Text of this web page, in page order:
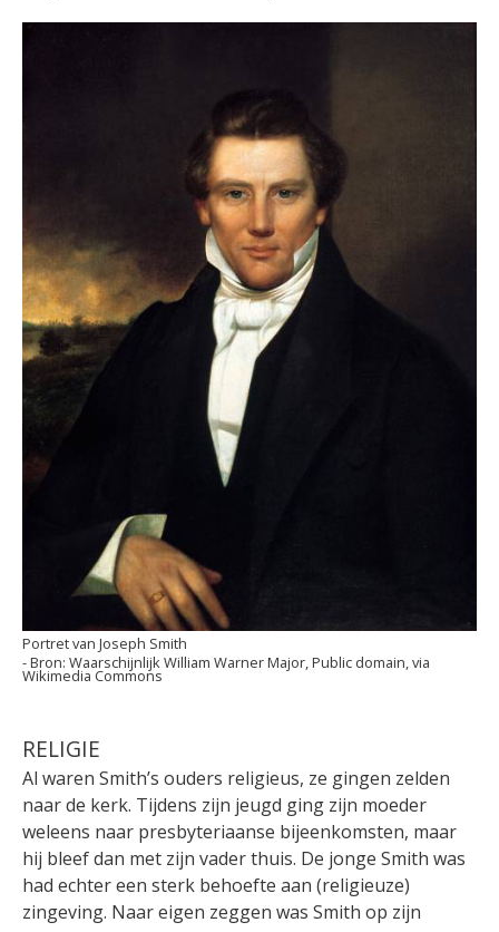
Portret van Joseph Smith
Waarschijnlijk William Warner Major, Public domain, via
Wikimedia Commons
RELIGIE
Al waren Smith’s ouders religieus, ze gingen zelden
naar de kerk. Tijdens zijn jeugd ging zijn moeder
weleens naar presbyteriaanse bijeenkomsten, maar
hij bleef dan met zijn vader thuis. De jonge Smith was
had echter een sterk behoefte aan (religieuze)
zingeving. Naar eigen zeggen was Smith op zijn